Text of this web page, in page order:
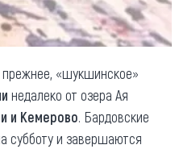
прежнее, «шукшинское»
недалеко от озера Ая
и Кемерово. Бардовские
субботу и завершаются